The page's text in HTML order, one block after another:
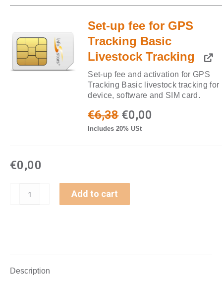
Set-up fee for GPS
Tracking Basic
Livestock Tracking
Set-up fee and activation for GPS
Tracking Basic livestock tracking for
device, software and SIM card.
€6,38 €0,00
Includes 20% USt
€0,00
Add to cart
Description